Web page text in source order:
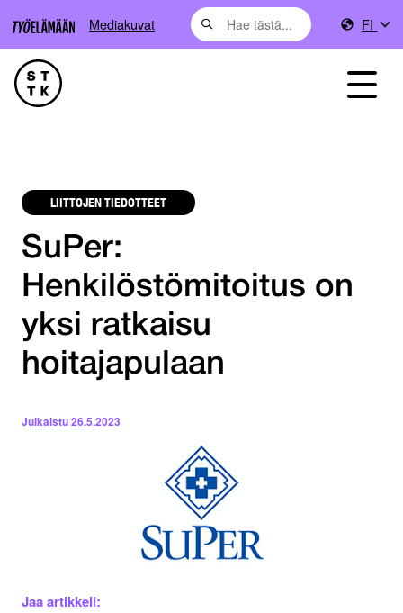
Mediakuvat FI
LIITTOJEN TIEDOTTEET
SuPer:
Henkilöstömitoitus on
yksi ratkaisu
hoitajapulaan
Julkaistu26.5.2023
Jaa artikkeli: